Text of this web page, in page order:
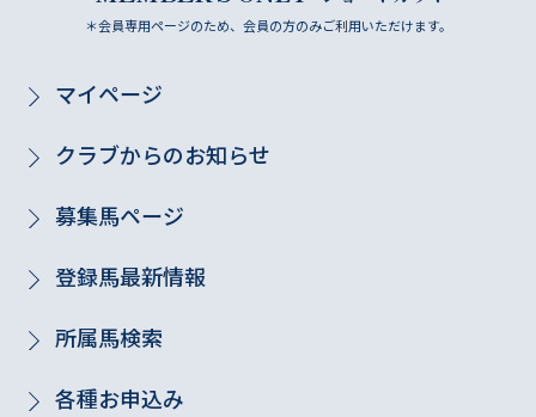
＊会員専用ページのため、会員の方のみご利用いただけます。
マイページ
クラブからのお知らせ
募集馬ページ
登録馬最新情報
所属馬検索
各種お申込み